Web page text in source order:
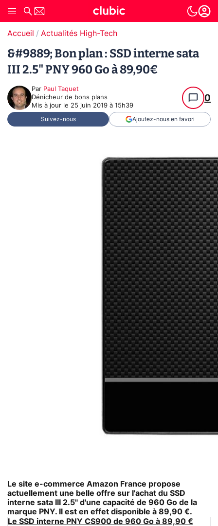
Accueil Actualités High-Tech
&#9889; Bon plan : SSD interne sata
III 2.5" PNY 960 Go à 89,90€
Par Paul Taquet
Dénicheur de bons plans
Mis à jour le 25 juin 2019 à 15h39
0
Suivez-nous Ajoutez-nous en favori
Le site e-commerce Amazon France propose
actuellement une belle offre sur l'achat du SSD
interne sata III 2.5" d'une capacité de 960 Go de la
marque PNY. Il est en effet disponible à 89,90 €.
Le SSD interne PNY CS900 de 960 Go à 89,90 €